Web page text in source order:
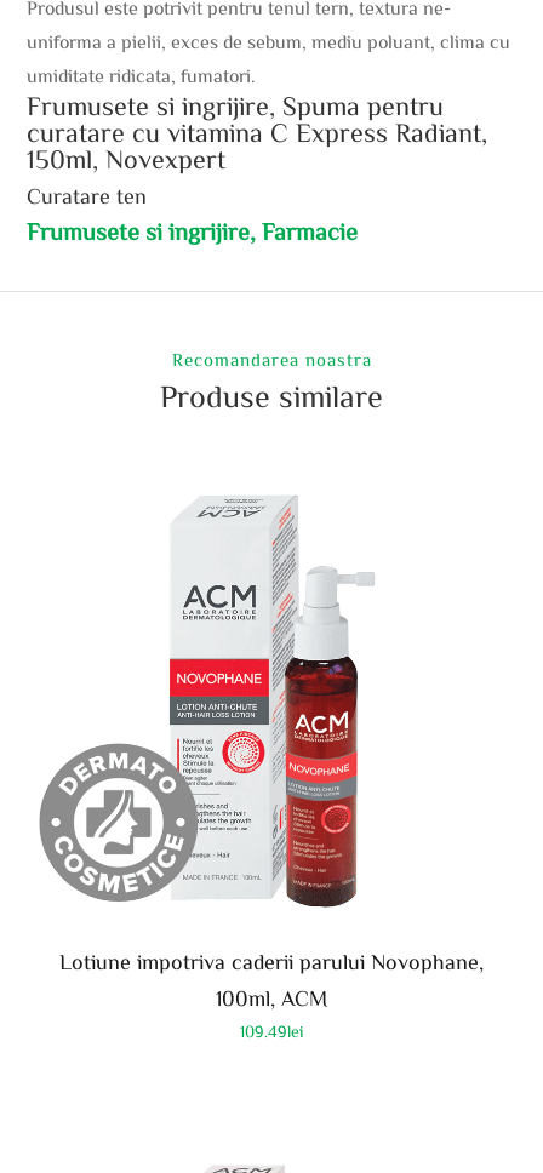
Produsul este potrivit pentru tenul tern, textura ne-
uniforma a pielii, exces de sebum, mediu poluant, clima cu
umiditate ridicata, fumatori.
Frumusete si ingrijire, Spuma pentru
curatare cu vitamina C Express Radiant,
150ml, Novexpert
Curatare ten
Frumusete si ingrijire, Farmacie
Recomandarea noastra
Produse similare
Lotiune impotriva caderii parului Novophane,
100ml, ACM
109.49lei